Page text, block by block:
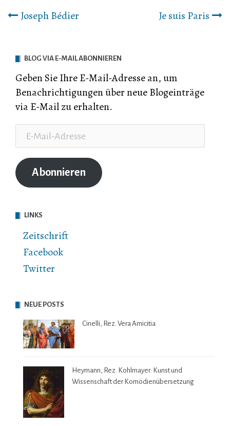
Beitrags-
Joseph Bédier Je suis Paris
BLOG VIA E-MAIL ABONNIEREN
Geben Sie Ihre E-Mail-Adresse an, um
Benachrichtigungen über neue Blogeinträge
via E-Mail zu erhalten.
Mail-
Adresse
Abonnieren
LINKS
Zeitschrift
Facebook
Twitter
NEUE POSTS
Cinelli, Rez. Vera Amicitia
Heymann, Rez. Kohlmayer: Kunst und
Wissenschaft der Komödienübersetzung